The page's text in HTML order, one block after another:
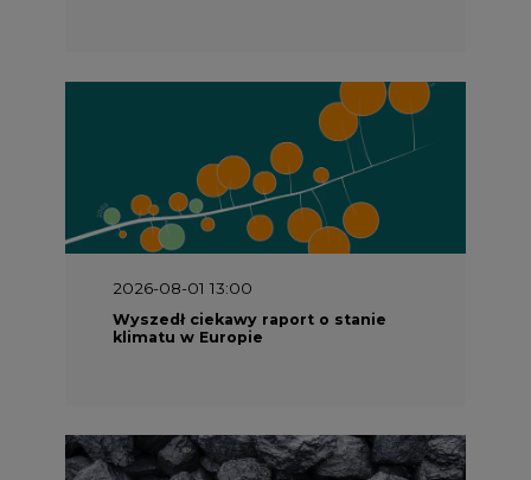
2026-08-01 13:00
Wyszedł ciekawy raport o stanie
klimatu w Europie